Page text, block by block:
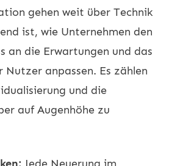
gehen weit über Technik
ist, wie Unternehmen den
an die Erwartungen und das
anpassen. Es zählen
und die
auf Augenhöhe zu